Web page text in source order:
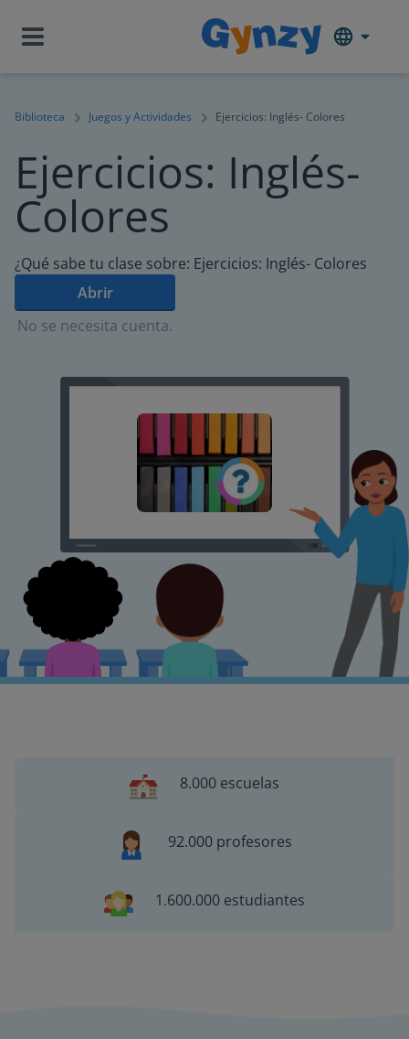
Biblioteca Juegos y Actividades Ejercicios: Inglés- Colores
Ejercicios: Inglés-
Colores
¿Qué sabe tu clase sobre: Ejercicios: Inglés- Colores
Abrir
No se necesita cuenta.
8.000 escuelas
92.000 profesores
1.600.000 estudiantes